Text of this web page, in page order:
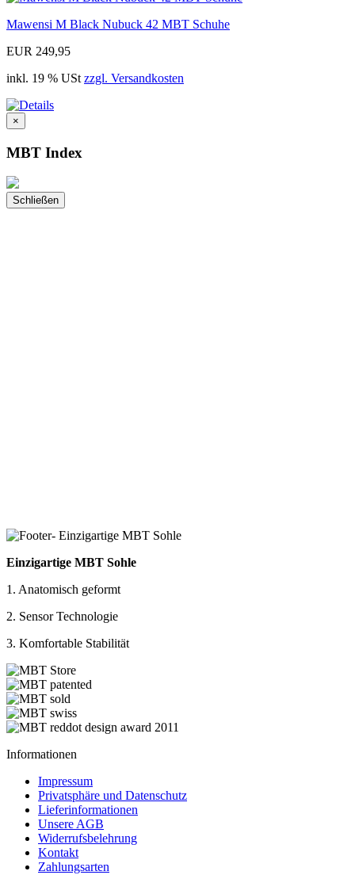
Mawensi M Black Nubuck 42 MBT Schuhe
EUR 249,95
inkl. 19 % USt zzgl. Versandkosten
×
MBT Index
Schließen
Einzigartige MBT Sohle
1. Anatomisch geformt
2. Sensor Technologie
3. Komfortable Stabilität
Informationen
Impressum
Privatsphäre und Datenschutz
Lieferinformationen
Unsere AGB
Widerrufsbelehrung
Kontakt
Zahlungsarten